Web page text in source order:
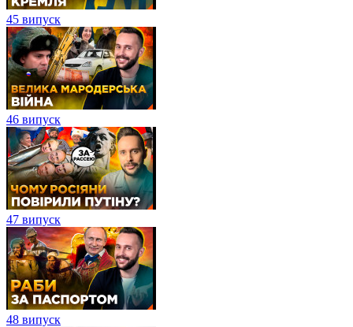
45 випуск
46 випуск
47 випуск
48 випуск